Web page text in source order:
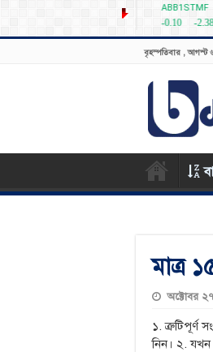
বৃহস্পতিবার , আগস্ট
মাত্র
অক্টোবর
১. ত্রুটিপূর্ণ
নিন। ২. যখন